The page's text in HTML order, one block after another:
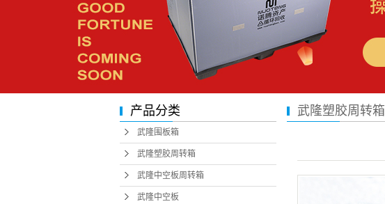
产品分类
武隆围板箱
武隆塑胶周转箱
武隆中空板周转箱
武隆中空板
武隆塑胶周转箱